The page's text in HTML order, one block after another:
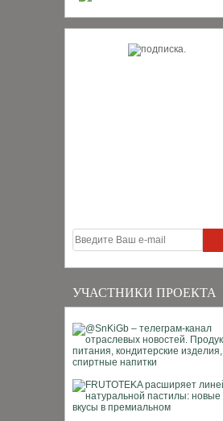
УЧАСТНИКИ ПРОЕКТА